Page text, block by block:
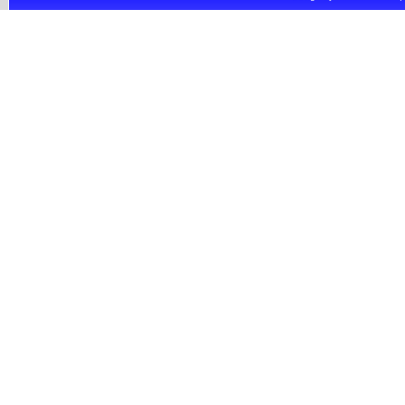
Monday, November 17, 2014